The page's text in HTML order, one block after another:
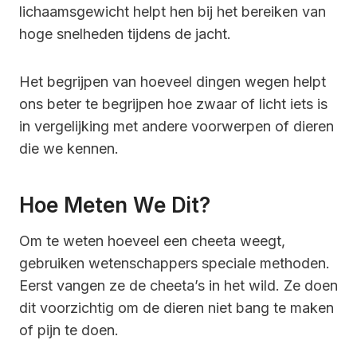
lichaamsgewicht helpt hen bij het bereiken van
hoge snelheden tijdens de jacht.
Het begrijpen van hoeveel dingen wegen helpt
ons beter te begrijpen hoe zwaar of licht iets is
in vergelijking met andere voorwerpen of dieren
die we kennen.
Hoe Meten We Dit?
Om te weten hoeveel een cheeta weegt,
gebruiken wetenschappers speciale methoden.
Eerst vangen ze de cheeta’s in het wild. Ze doen
dit voorzichtig om de dieren niet bang te maken
of pijn te doen.